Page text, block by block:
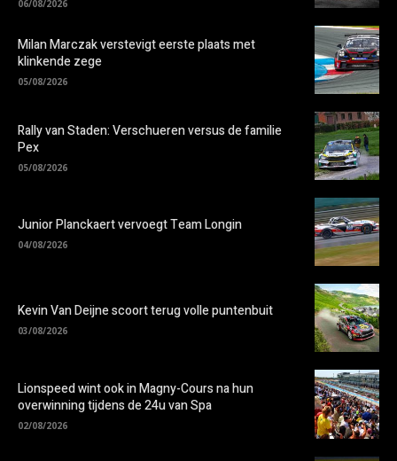
06/08/2026
Milan Marczak verstevigt eerste plaats met
klinkende zege
05/08/2026
Rally van Staden: Verschueren versus de familie
Pex
05/08/2026
Junior Planckaert vervoegt Team Longin
04/08/2026
Kevin Van Deijne scoort terug volle puntenbuit
03/08/2026
Lionspeed wint ook in Magny-Cours na hun
overwinning tijdens de 24u van Spa
02/08/2026